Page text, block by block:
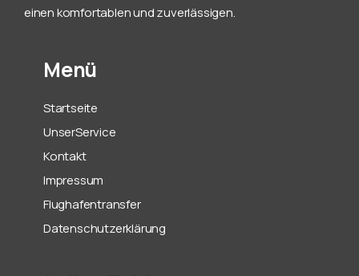
einen komfortablen und zuverlässigen.
Menü
Startseite
UnserService
Kontakt
Impressum
Flughafentransfer
Datenschutzerklärung